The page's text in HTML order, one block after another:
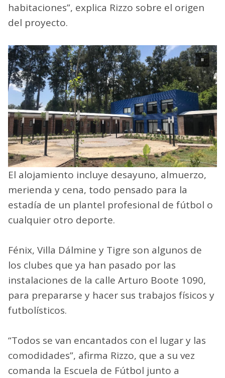
habitaciones”, explica Rizzo sobre el origen
del proyecto.
El alojamiento incluye desayuno, almuerzo,
merienda y cena, todo pensado para la
estadía de un plantel profesional de fútbol o
cualquier otro deporte.
Fénix, Villa Dálmine y Tigre son algunos de
los clubes que ya han pasado por las
instalaciones de la calle Arturo Boote 1090,
para prepararse y hacer sus trabajos físicos y
futbolísticos.
“Todos se van encantados con el lugar y las
comodidades”, afirma Rizzo, que a su vez
comanda la Escuela de Fútbol junto a